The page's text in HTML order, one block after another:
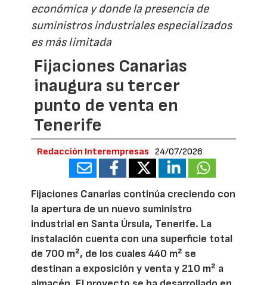
económica y donde la presencia de
suministros industriales especializados
es más limitada
Fijaciones Canarias
inaugura su tercer
punto de venta en
Tenerife
Redacción Interempresas 24/07/2026
Fijaciones Canarias continúa creciendo con
la apertura de un nuevo suministro
industrial en Santa Úrsula, Tenerife. La
instalación cuenta con una superficie total
de 700 m², de los cuales 440 m² se
destinan a exposición y venta y 210 m² a